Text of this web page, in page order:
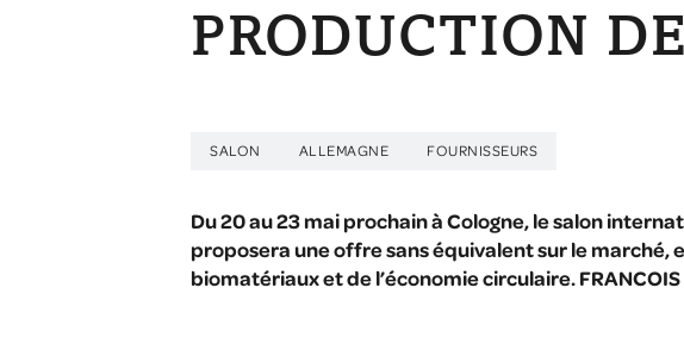
PRODUCTION
SALON ALLEMAGNE FOURNISSEURS
Du 20 au 23 mai prochain à Cologne, le salon
proposera une offre sans équivalent sur le marché,
biomatériaux et de l’économie circulaire. FRANCOIS